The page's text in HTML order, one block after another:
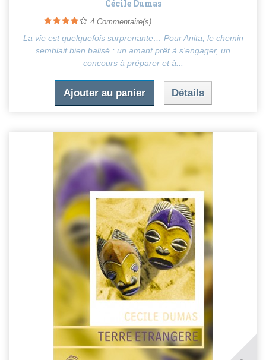
Cécile Dumas
4 Commentaire(s)
La vie est quelquefois surprenante… Pour Anita, le chemin
semblait bien balisé : un amant prêt à s'engager, un
concours à préparer et à...
Ajouter au panier Détails